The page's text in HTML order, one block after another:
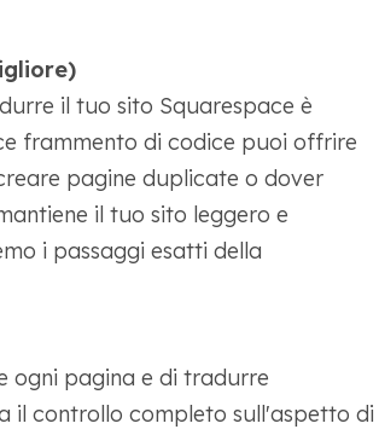
il tuo sito Squarespace è
frammento di codice puoi offrire
pagine duplicate o dover
il tuo sito leggero e
i passaggi esatti della
ogni pagina e di tradurre
il controllo completo sull'aspetto di